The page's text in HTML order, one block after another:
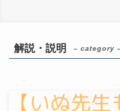
解説・説明 – category